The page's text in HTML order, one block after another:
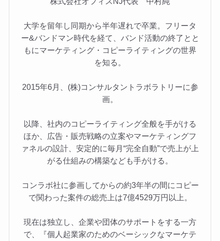
大学を留年し同期から半年遅れで卒業。フリータ
ー&バンドマン時代を経て、バンド活動の終了とと
もにマーケティング・コピーライティングの世界
を知る。
2015年6月、(株)コンサルタントラボラトリーに参
画。
以降、社内のコピーライティング全般を手がける
ほか、広告・販売戦略の立案やマーケティングフ
ァネルの設計、安定的に毎月“完全自動”で売上が上
がる仕組みの構築なども手がける。
コンラボ社に参画してからの約3年半の間にコピー
で関わった案件の総売上は7億4529万円以上。
現在は独立し、企業や団体のサポートをする一方
で、『個人起業家のためのベーシックなマーケテ